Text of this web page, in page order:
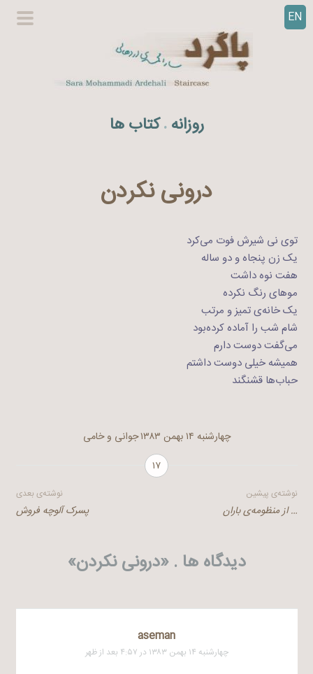
EN
روزانه . کتاب ها
درونی نکردن
توی نی شیرش فوت می‌کرد
یک زن پنجاه‌ و دو ساله
هفت نوه داشت
موهای رنگ نکرده
یک خانه‌ی تمیز و مرتب
شام شب را آماده کرده‌بود
می‌گفت دوست دارم
همیشه خیلی دوست داشتم
حباب‌ها قشنگند
چهارشنبه ۱۴ بهمن ۱۳۸۳
جوانی و خامی
۱۷
راهبری
نوشته‌ی پیشین
… از منظومه‌ی باران
نوشته‌ی بعدی
پسرک آلوچه فروش
دیدگاه ها . «درونی نکردن»
aseman
چهارشنبه ۱۴ بهمن ۱۳۸۳ در ۴:۵۷ بعد از ظهر